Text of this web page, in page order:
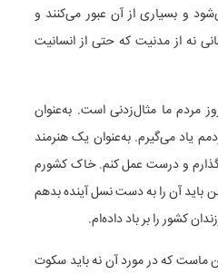
و بسیاری از آن عبور می‌کنند و
نه از مدنیت که حتی از انسانیت
مردم ما مثال‌زدنی است. به‌عنوان
یاد می‌گیرم. به‌عنوان یک هنرمند
و درست عمل کنم. خاک کشورم
آن را به دست نسل آینده بدهم
کشور را بر باد داده‌ام.
ماست که در مورد آن نه باید سکوت